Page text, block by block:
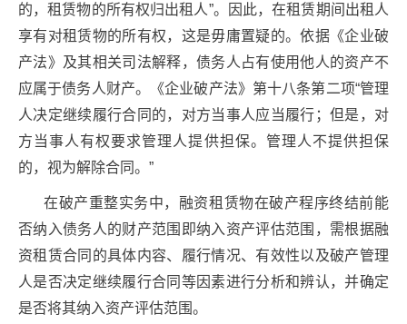
的，租赁物的所有权归出租人”。因此，在租赁期间出租人
享有对租赁物的所有权，这是毋庸置疑的。依据《企业破
产法》及其相关司法解释，债务人占有使用他人的资产不
应属于债务人财产。《企业破产法》第十八条第二项“管理
人决定继续履行合同的，对方当事人应当履行；但是，对
方当事人有权要求管理人提供担保。管理人不提供担保
的，视为解除合同。”
在破产重整实务中，融资租赁物在破产程序终结前能
否纳入债务人的财产范围即纳入资产评估范围，需根据融
资租赁合同的具体内容、履行情况、有效性以及破产管理
人是否决定继续履行合同等因素进行分析和辨认，并确定
是否将其纳入资产评估范围。